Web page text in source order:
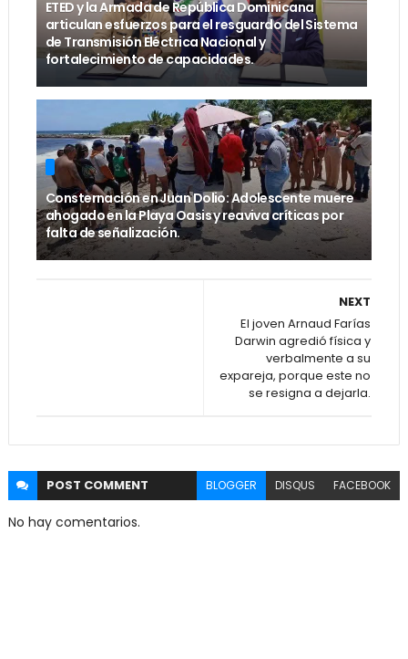
ETED y la Armada de República Dominicana
articulan esfuerzos para el resguardo del Sistema
de Transmisión Eléctrica Nacional y
fortalecimiento de capacidades.
Consternación en Juan Dolio: Adolescente muere
ahogado en la Playa Oasis y reaviva críticas por
falta de señalización.
NEXT
El joven Arnaud Farías
Darwin agredió física y
verbalmente a su
expareja, porque este no
se resigna a dejarla.
POST COMMENT BLOGGER DISQUS FACEBOOK
No hay comentarios.